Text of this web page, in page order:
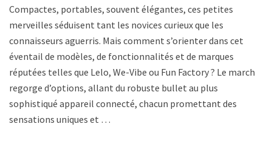
Compactes, portables, souvent élégantes, ces petites
merveilles séduisent tant les novices curieux que les
connaisseurs aguerris. Mais comment s’orienter dans cet
éventail de modèles, de fonctionnalités et de marques
réputées telles que Lelo, We-Vibe ou Fun Factory ? Le marché
regorge d’options, allant du robuste bullet au plus
sophistiqué appareil connecté, chacun promettant des
sensations uniques et …